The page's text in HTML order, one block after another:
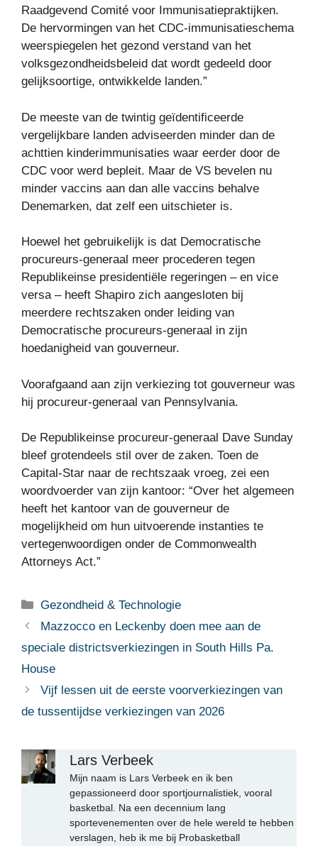
Raadgevend Comité voor Immunisatiepraktijken.
De hervormingen van het CDC-immunisatieschema
weerspiegelen het gezond verstand van het
volksgezondheidsbeleid dat wordt gedeeld door
gelijksoortige, ontwikkelde landen.”
De meeste van de twintig geïdentificeerde
vergelijkbare landen adviseerden minder dan de
achttien kinderimmunisaties waar eerder door de
CDC voor werd bepleit. Maar de VS bevelen nu
minder vaccins aan dan alle vaccins behalve
Denemarken, dat zelf een uitschieter is.
Hoewel het gebruikelijk is dat Democratische
procureurs-generaal meer procederen tegen
Republikeinse presidentiële regeringen – en vice
versa – heeft Shapiro zich aangesloten bij
meerdere rechtszaken onder leiding van
Democratische procureurs-generaal in zijn
hoedanigheid van gouverneur.
Voorafgaand aan zijn verkiezing tot gouverneur was
hij procureur-generaal van Pennsylvania.
De Republikeinse procureur-generaal Dave Sunday
bleef grotendeels stil over de zaken. Toen de
Capital-Star naar de rechtszaak vroeg, zei een
woordvoerder van zijn kantoor: “Over het algemeen
heeft het kantoor van de gouverneur de
mogelijkheid om hun uitvoerende instanties te
vertegenwoordigen onder de Commonwealth
Attorneys Act.”
Categorieën
Gezondheid & Technologie
Mazzocco en Leckenby doen mee aan de
speciale districtsverkiezingen in South Hills Pa.
House
Vijf lessen uit de eerste voorverkiezingen van
de tussentijdse verkiezingen van 2026
Lars Verbeek
Mijn naam is Lars Verbeek en ik ben
gepassioneerd door sportjournalistiek, vooral
basketbal. Na een decennium lang
sportevenementen over de hele wereld te hebben
verslagen, heb ik me bij Probasketball